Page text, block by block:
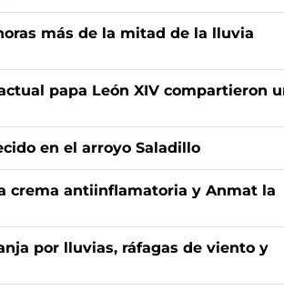
más de la mitad de la lluvia
papa León XIV compartieron
en el arroyo Saladillo
crema antiinflamatoria y Anmat la
por lluvias, ráfagas de viento y